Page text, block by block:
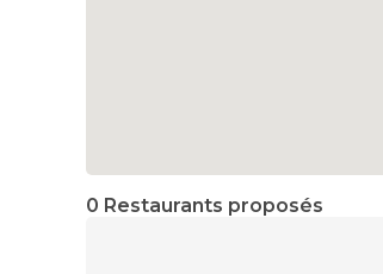
0 Restaurants proposés